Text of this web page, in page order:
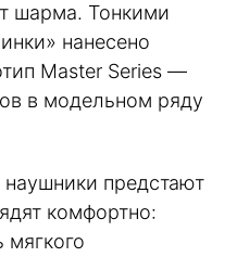
шарма. Тонкими
нанесено
Master Series —
в модельном ряду
предстают
комфортно:
мягкого